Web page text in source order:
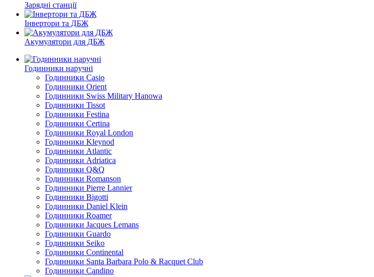
Зарядні станції
Інвертори та ДБЖ
Акумулятори для ДБЖ
Годинники наручні
Годинники Casio
Годинники Orient
Годинники Swiss Military Hanowa
Годинники Tissot
Годинники Festina
Годинники Certina
Годинники Royal London
Годинники Kleynod
Годинники Atlantic
Годинники Adriatica
Годинники Q&Q
Годинники Romanson
Годинники Pierre Lannier
Годинники Bigotti
Годинники Daniel Klein
Годинники Roamer
Годинники Jacques Lemans
Годинники Guardo
Годинники Seiko
Годинники Continental
Годинники Santa Barbara Polo & Racquet Club
Годинники Candino